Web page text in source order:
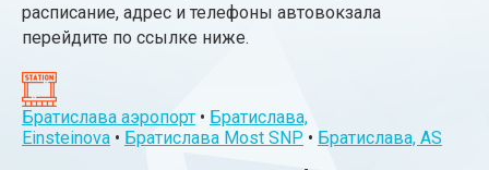
расписание, адрес и телефоны автовокзала
перейдите по ссылке ниже.
Братислава аэропорт • Братислава,
Einsteinovа • Братислава Most SNP • Братислава, AS